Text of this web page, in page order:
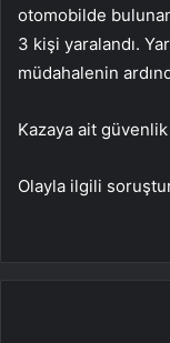
otomobilde
3 kişi yaralandı.
müdahalenin
Kazaya ait
Olayla ilgili